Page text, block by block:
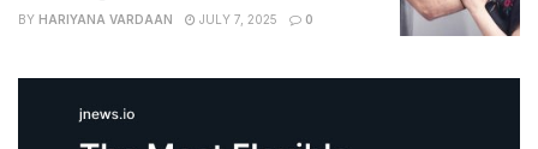
BY HARIYANA VARDAAN JULY 7, 2025 0